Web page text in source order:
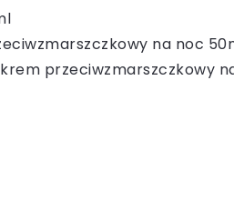
na noc
przeciwzmarszczkowy